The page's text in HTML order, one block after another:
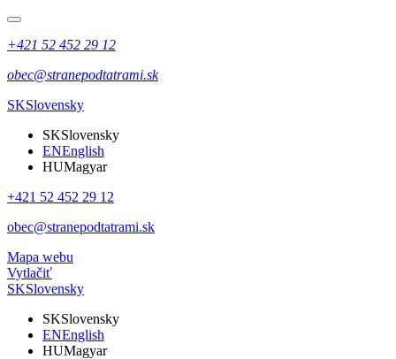
+421 52 452 29 12
obec@stranepodtatrami.sk
SKSlovensky
SKSlovensky
ENEnglish
HUMagyar
+421 52 452 29 12
obec@stranepodtatrami.sk
Mapa webu
Vytlačiť
SKSlovensky
SKSlovensky
ENEnglish
HUMagyar